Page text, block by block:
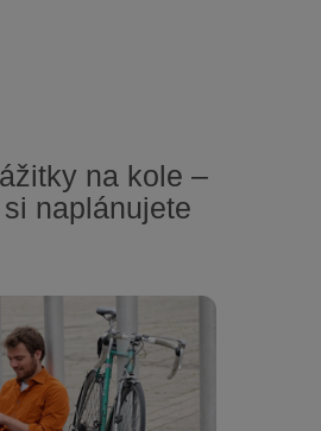
na kole –
naplánujete